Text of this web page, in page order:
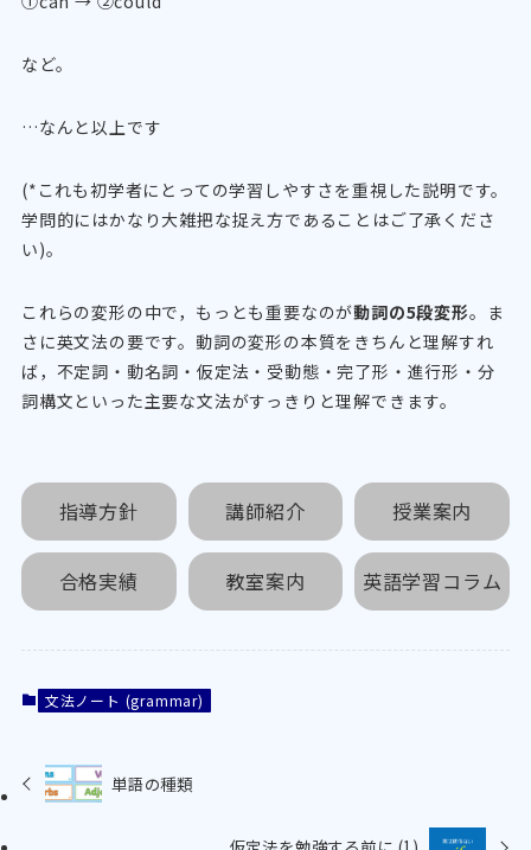
など。
…なんと以上です
(*これも初学者にとっての学習しやすさを重視した説明です。
学問的にはかなり大雑把な捉え方であることはご了承くださ
い)。
これらの変形の中で，もっとも重要なのが動詞の5段変形。ま
さに英文法の要です。動詞の変形の本質をきちんと理解すれ
ば，不定詞・動名詞・仮定法・受動態・完了形・進行形・分
詞構文といった主要な文法がすっきりと理解できます。
指導方針 講師紹介 授業案内
合格実績 教室案内 英語学習コラム
文法ノート (grammar)
単語の種類